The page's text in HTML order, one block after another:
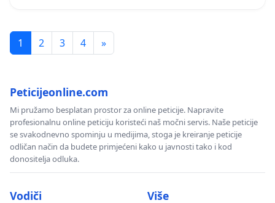
1 2 3 4 »
Peticijeonline.com
Mi pružamo besplatan prostor za online peticije. Napravite
profesionalnu online peticiju koristeći naš močni servis. Naše peticije
se svakodnevno spominju u medijima, stoga je kreiranje peticije
odličan način da budete primjećeni kako u javnosti tako i kod
donositelja odluka.
Vodiči Više